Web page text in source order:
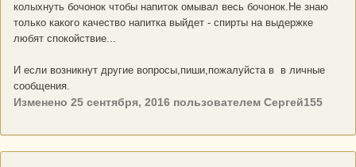
колыхнуть бочонок чтобы напиток омывал весь бочонок.Не знаю
только какого качество напитка выйдет - спирты на выдержке
любят спокойствие...
И если возникнут другие вопросы,пиши,пожалуйста в в личные
сообщения.
Изменено 25 сентября, 2016 пользователем Сергей155